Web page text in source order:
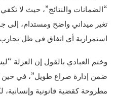
“الضمانات والنتائج”، حيث لا
تغير ميداني واضح ومستدام،
استمرارية أي اتفاق في ظل
وختم العبادي بالقول إن العزلة
ضمن إدارة صراع طويل”، في حين
مطروحة كقضية قانونية